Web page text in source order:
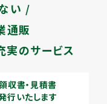
い /
通販
実のサービス
収書・見積書
行いたします